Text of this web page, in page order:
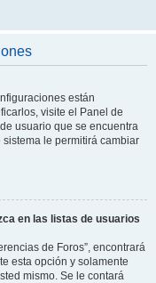
están
visite el Panel de
usuario que se encuentra
le permitirá cambiar
en las listas de usuarios
de Foros”, encontrará
esta opción y solamente
mismo. Se le contará